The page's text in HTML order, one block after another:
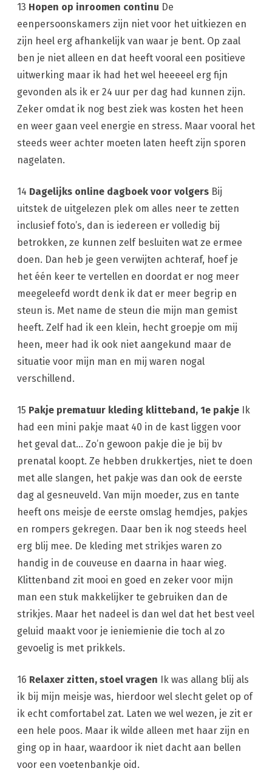
13 Hopen op inroomen continu De
eenpersoonskamers zijn niet voor het uitkiezen en
zijn heel erg afhankelijk van waar je bent. Op zaal
ben je niet alleen en dat heeft vooral een positieve
uitwerking maar ik had het wel heeeeel erg fijn
gevonden als ik er 24 uur per dag had kunnen zijn.
Zeker omdat ik nog best ziek was kosten het heen
en weer gaan veel energie en stress. Maar vooral het
steeds weer achter moeten laten heeft zijn sporen
nagelaten.
14 Dagelijks online dagboek voor volgers Bij
uitstek de uitgelezen plek om alles neer te zetten
inclusief foto’s, dan is iedereen er volledig bij
betrokken, ze kunnen zelf besluiten wat ze ermee
doen. Dan heb je geen verwijten achteraf, hoef je
het één keer te vertellen en doordat er nog meer
meegeleefd wordt denk ik dat er meer begrip en
steun is. Met name de steun die mijn man gemist
heeft. Zelf had ik een klein, hecht groepje om mij
heen, meer had ik ook niet aangekund maar de
situatie voor mijn man en mij waren nogal
verschillend.
15 Pakje prematuur kleding klitteband, 1e pakje Ik
had een mini pakje maat 40 in de kast liggen voor
het geval dat… Zo’n gewoon pakje die je bij bv
prenatal koopt. Ze hebben drukkertjes, niet te doen
met alle slangen, het pakje was dan ook de eerste
dag al gesneuveld. Van mijn moeder, zus en tante
heeft ons meisje de eerste omslag hemdjes, pakjes
en rompers gekregen. Daar ben ik nog steeds heel
erg blij mee. De kleding met strikjes waren zo
handig in de couveuse en daarna in haar wieg.
Klittenband zit mooi en goed en zeker voor mijn
man een stuk makkelijker te gebruiken dan de
strikjes. Maar het nadeel is dan wel dat het best veel
geluid maakt voor je ieniemienie die toch al zo
gevoelig is met prikkels.
16 Relaxer zitten, stoel vragen Ik was allang blij als
ik bij mijn meisje was, hierdoor wel slecht gelet op of
ik echt comfortabel zat. Laten we wel wezen, je zit er
een hele poos. Maar ik wilde alleen met haar zijn en
ging op in haar, waardoor ik niet dacht aan bellen
voor een voetenbankje oid.